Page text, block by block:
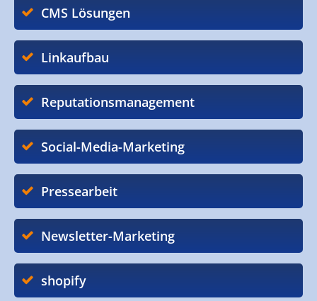
CMS Lösungen
Linkaufbau
Reputationsmanagement
Social-Media-Marketing
Pressearbeit
Newsletter-Marketing
shopify